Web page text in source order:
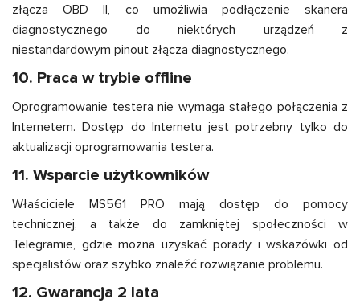
złącza OBD II, co umożliwia podłączenie skanera
diagnostycznego do niektórych urządzeń z
niestandardowym pinout złącza diagnostycznego.
10. Praca w trybie offline
Oprogramowanie testera nie wymaga stałego połączenia z
Internetem. Dostęp do Internetu jest potrzebny tylko do
aktualizacji oprogramowania testera.
11. Wsparcie użytkowników
Właściciele MS561 PRO mają dostęp do pomocy
technicznej, a także do zamkniętej społeczności w
Telegramie, gdzie można uzyskać porady i wskazówki od
specjalistów oraz szybko znaleźć rozwiązanie problemu.
12. Gwarancja 2 lata